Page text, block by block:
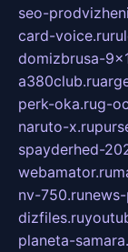
seo-
card-voice.ru
domizbrusa-
a380club.ru
perk-oka.rug-
naruto-x.ru
spayderhed-
webamator.ru
nv-750.ru
dizfiles.ru
planeta-